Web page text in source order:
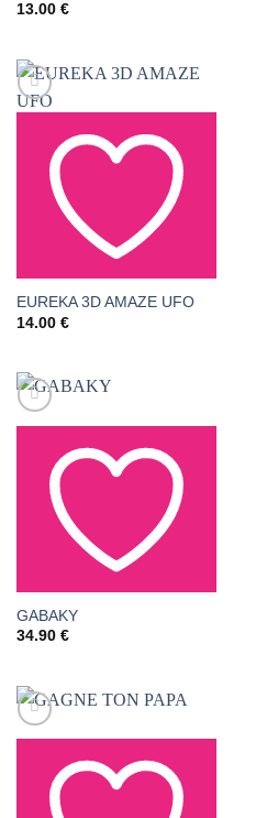
DE SOUHAITS
13.00 €
AJOUTER À LA LISTE
DE SOUHAITS
EUREKA 3D AMAZE UFO
14.00 €
AJOUTER À LA LISTE
DE SOUHAITS
GABAKY
34.90 €